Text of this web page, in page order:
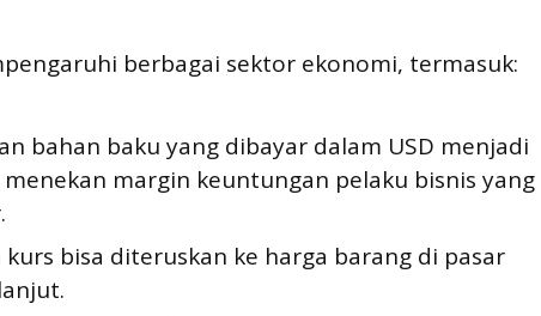
berbagai sektor ekonomi, termasuk:
bahan baku yang dibayar dalam USD menjadi
margin keuntungan pelaku bisnis yang
kurs bisa diteruskan ke harga barang di pasar